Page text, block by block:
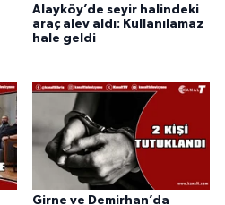
Alayköy’de seyir halindeki
araç alev aldı: Kullanılamaz
hale geldi
Girne ve Demirhan’da